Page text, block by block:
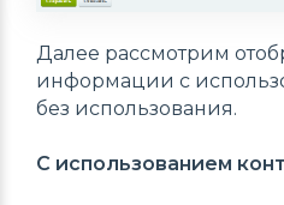
Далее рассмотрим
информации с
без использования.
С использованием